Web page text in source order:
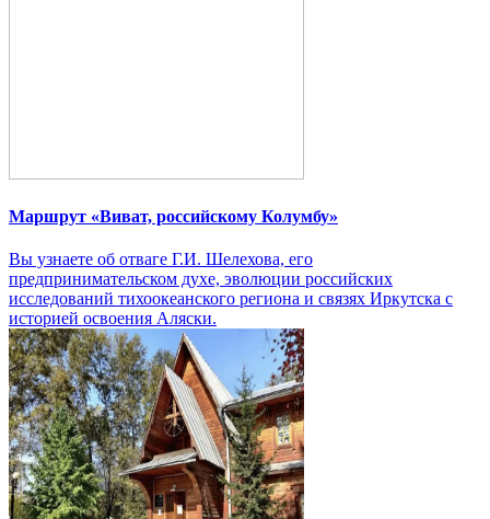
Маршрут «Виват, российскому Колумбу»
Вы узнаете об отваге Г.И. Шелехова, его
предпринимательском духе, эволюции российских
исследований тихоокеанского региона и связях Иркутска с
историей освоения Аляски.